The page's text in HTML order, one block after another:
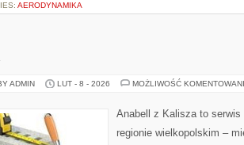
AERODYNAMIKA
ADMIN LUT - 8 - 2026 MOŻLIWOŚĆ
Anabell z Kalisza to
regionie wielkopolskim –